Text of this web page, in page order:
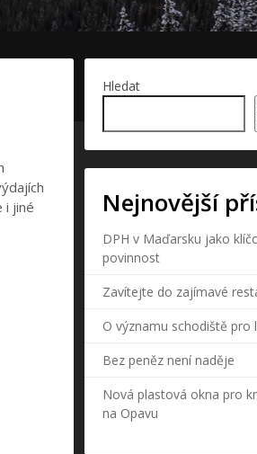
i jiné
Hledat
Nejnovější
DPH v Maďarsku jako
povinnost
Zavítejte do zajímavé
O významu schodiště pro
Bez peněz není naděje
Nová plastová okna pro
na Opavu